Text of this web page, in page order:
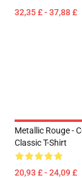
32,35 £ - 37,88 £
Metallic Rouge -
Classic T-Shirt
20,93 £ - 24,09 £